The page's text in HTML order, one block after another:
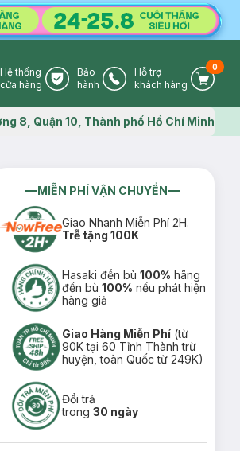
Store Icon
Hệ thống
cửa hàng
Warranty Icon
Bảo
hành
Phone Icon
Hỗ trợ
khách hàng
Cart
0
Map icon
8, Quận 10, Thành phố Hồ Chí Minh
MIỄN PHÍ VẬN CHUYỂN
Giao Nhanh Miễn Phí 2H.
Trễ tặng 100K
Hasaki đền bù100% hãng
đền bù100% nếu phát hiện
hàng giả
Giao Hàng Miễn Phí (từ
90K tại 60 Tỉnh Thành trừ
huyện, toàn Quốc từ 249K)
Đổi trả
trong30 ngày